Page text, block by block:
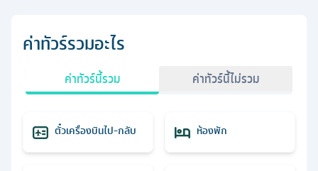
ค่าทัวร์รวมอะไร
ค่าทัวร์นี้รวม ค่าทัวร์นี้ไม่รวม
ตั๋วเครื่องบินไป-กลับ ห้องพัก